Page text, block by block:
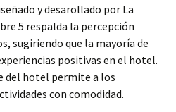
y desarollado por La
5 respalda la percepción
sugiriendo que la mayoría de
positivas en el hotel.
del hotel permite a los
con comodidad.